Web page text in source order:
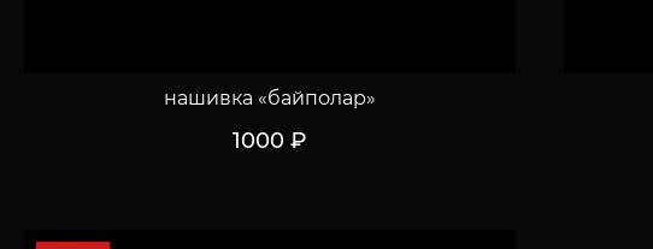
нашивка «байполар»
1000 ₽